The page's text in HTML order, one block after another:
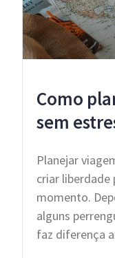
Como
sem
Planejar
criar liberdade
momento.
alguns
faz diferença